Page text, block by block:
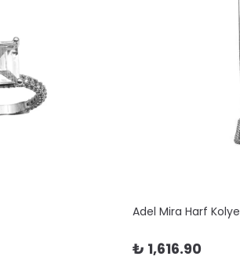
Adel Mira Harf Kolye
₺ 1,616.90